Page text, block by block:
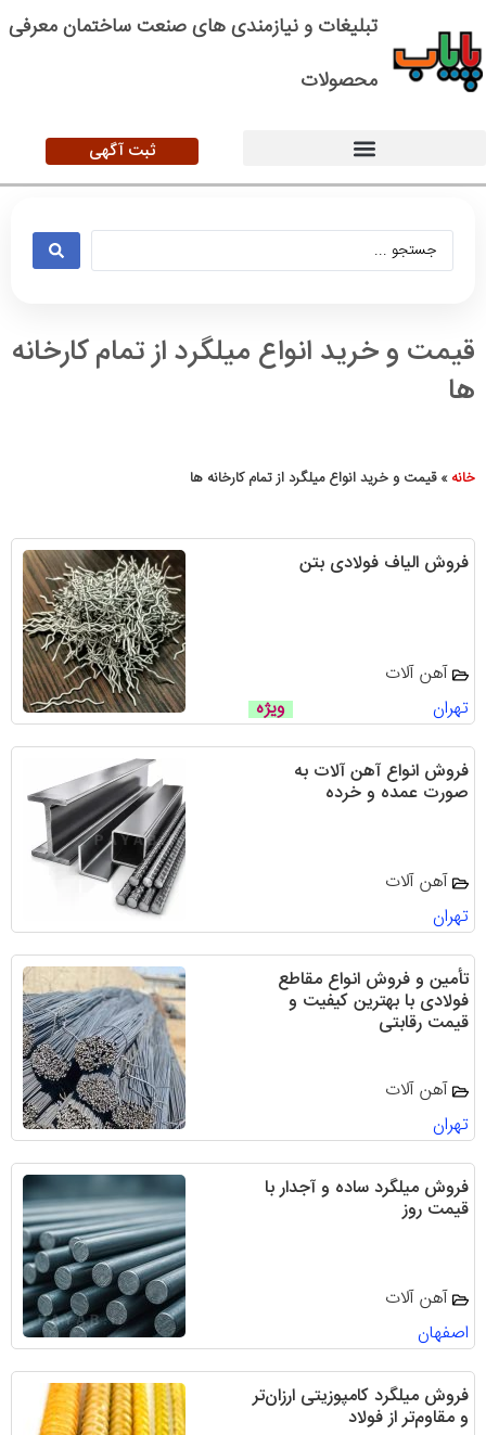
تبلیغات و نیازمندی های صنعت ساختمان معرفی
محصولات
ثبت آگهی
قیمت و خرید انواع میلگرد از تمام کارخانه
ها
خانه»قیمت و خرید انواع میلگرد از تمام کارخانه ها
فروش الیاف فولادی بتن
آهن آلات
تهران
ویژه
فروش انواع آهن آلات به
صورت عمده و خرده
آهن آلات
تهران
تأمین و فروش انواع مقاطع
فولادی با بهترین کیفیت و
قیمت رقابتی
آهن آلات
تهران
فروش میلگرد ساده و آجدار با
قیمت روز
آهن آلات
اصفهان
فروش میلگرد کامپوزیتی ارزان‌تر
و مقاوم‌تر از فولاد